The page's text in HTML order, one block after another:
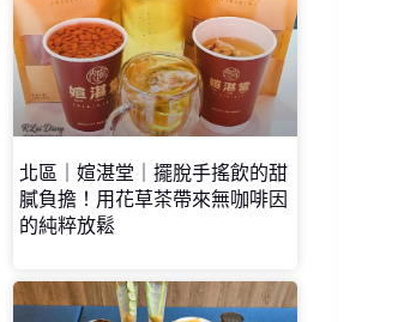
北區｜媗湛堂｜擺脫手搖飲的甜
膩負擔！用花草茶帶來無咖啡因
的純粹放鬆